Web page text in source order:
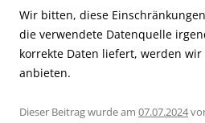
Wir bitten, diese
die verwendete Datenquelle
korrekte Daten liefert, werden
anbieten.
Dieser Beitrag wurde am 07.07.2024